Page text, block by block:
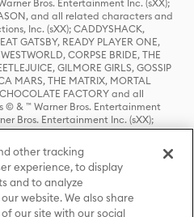
Bros. Entertainment Inc. (sXX);
and all related characters and
Inc. (sXX); CADDYSHACK,
GATSBY, READY PLAYER ONE,
CORPSE BRIDE, THE
GILMORE GIRLS, GOSSIP
MARS, THE MATRIX, MORTAL
FACTORY and all
& ™ Warner Bros. Entertainment
Bros. Entertainment Inc. (sXX);
OF THRONES, and all related
Box Office, Inc. (sXX); CHILLING
© & ™ Warner Bros.
and all related characters and
Inc. Used with permission.
and elements © & ™ Castle
© & ™ Warner Bros.
other tracking
experience, to display
and to analyze
website. We also share
our site with our social